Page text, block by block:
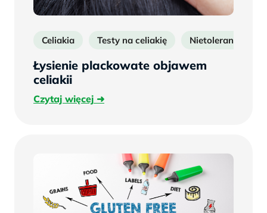
Celiakia Testy na celiakię Nietolerancja
Łysienie plackowate objawem
celiakii
Czytaj więcejCzytaj